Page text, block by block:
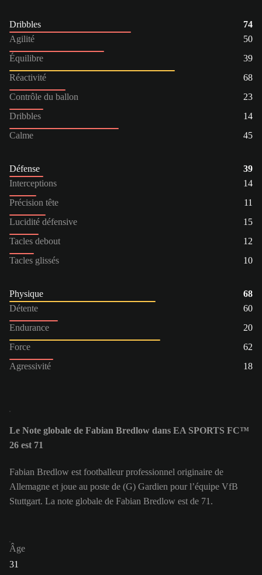
Dribbles
74
Agilité
50
Équilibre
39
Réactivité
68
Contrôle du ballon
23
Dribbles
14
Calme
45
Défense
39
Interceptions
14
Précision tête
11
Lucidité défensive
15
Tacles debout
12
Tacles glissés
10
Physique
68
Détente
60
Endurance
20
Force
62
Agressivité
18
Le Note globale de Fabian Bredlow dans EA SPORTS FC™
26 est 71
Fabian Bredlow est footballeur professionnel originaire de
Allemagne et joue au poste de (G) Gardien pour l’équipe VfB
Stuttgart. La note globale de Fabian Bredlow est de 71.
Âge
31